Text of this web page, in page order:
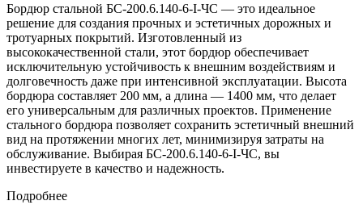
Бордюр стальной БС-200.6.140-6-I-ЧС — это идеальное
решение для создания прочных и эстетичных дорожных и
тротуарных покрытий. Изготовленный из
высококачественной стали, этот бордюр обеспечивает
исключительную устойчивость к внешним воздействиям и
долговечность даже при интенсивной эксплуатации. Высота
бордюра составляет 200 мм, а длина — 1400 мм, что делает
его универсальным для различных проектов. Применение
стального бордюра позволяет сохранить эстетичный внешний
вид на протяжении многих лет, минимизируя затраты на
обслуживание. Выбирая БС-200.6.140-6-I-ЧС, вы
инвестируете в качество и надежность.
Подробнее